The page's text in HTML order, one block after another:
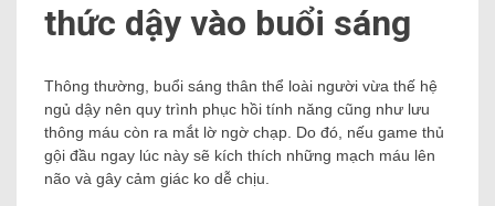
thức dậy vào buổi sáng
Thông thường, buổi sáng thân thể loài người vừa thế hệ
ngủ dậy nên quy trình phục hồi tính năng cũng như lưu
thông máu còn ra mắt lờ ngờ chạp. Do đó, nếu game thủ
gội đầu ngay lúc này sẽ kích thích những mạch máu lên
não và gây cảm giác ko dễ chịu.